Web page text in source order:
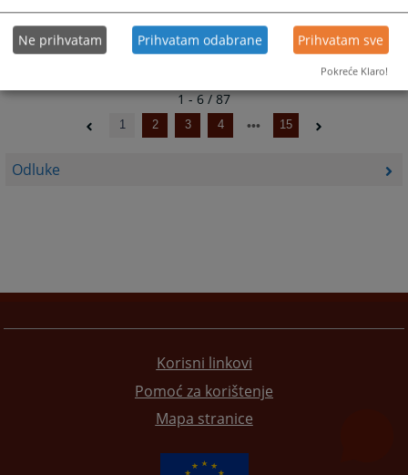
Odluke
1 - 6 / 87
1 2 3 4 15
Korisni linkovi
Pomoć za korištenje
Mapa stranice
Ne prihvatam Prihvatam odabrane Prihvatam sve
Pokreće Klaro!